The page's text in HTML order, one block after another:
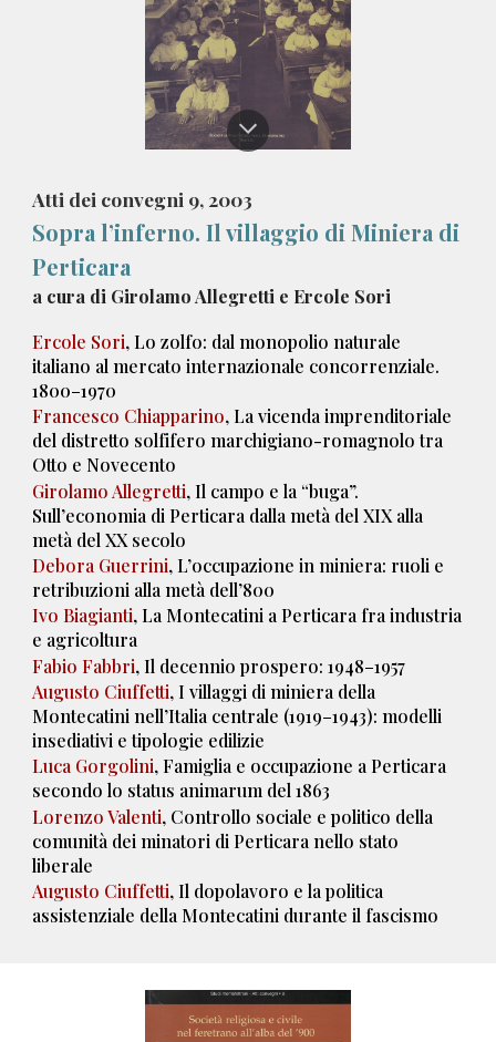
Atti dei convegni 9, 2003
Sopra l’inferno. Il villaggio di Miniera di
Perticara
a cura di Girolamo Allegretti e Ercole Sori
Ercole Sori, Lo zolfo: dal monopolio naturale
italiano al mercato internazionale concorrenziale.
1800–1970
Francesco Chiapparino, La vicenda imprenditoriale
del distretto solfifero marchigiano-romagnolo tra
Otto e Novecento
Girolamo Allegretti, Il campo e la “buga”.
Sull’economia di Perticara dalla metà del XIX alla
metà del XX secolo
Debora Guerrini, L’occupazione in miniera: ruoli e
retribuzioni alla metà dell’800
Ivo Biagianti, La Montecatini a Perticara fra industria
e agricoltura
Fabio Fabbri, Il decennio prospero: 1948–1957
Augusto Ciuffetti, I villaggi di miniera della
Montecatini nell’Italia centrale (1919–1943): modelli
insediativi e tipologie edilizie
Luca Gorgolini, Famiglia e occupazione a Perticara
secondo lo status animarum del 1863
Lorenzo Valenti, Controllo sociale e politico della
comunità dei minatori di Perticara nello stato
liberale
Augusto Ciuffetti, Il dopolavoro e la politica
assistenziale della Montecatini durante il fascismo